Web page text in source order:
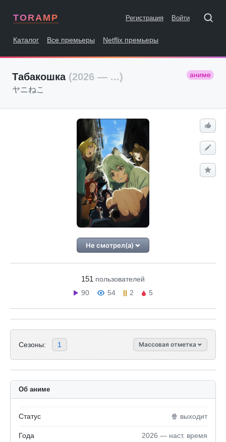
TORAMP Регистрация Войти
Каталог Все премьеры Netflix премьеры
Табакошка (2026 — ...) аниме
ヤニねこ
Не смотрел(а)
151 пользователей
90
54 2 5
Сезоны: 1 Массовая отметка
Об аниме
Статус 🍿 выходит
Года 2026 — наст. время